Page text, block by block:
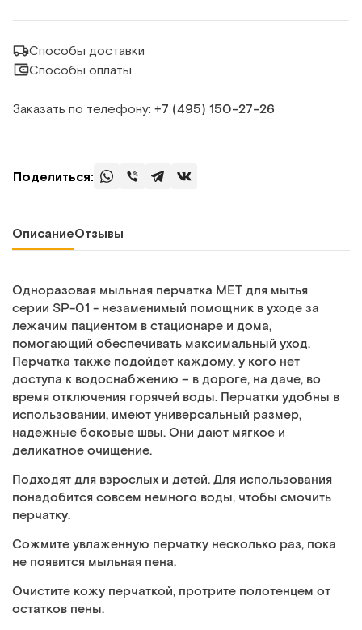
Способы доставки
Способы оплаты
Заказать по телефону: +7 (495) 150‑27‑26
Поделиться:
ОписаниеОтзывы
Одноразовая мыльная перчатка MET для мытья
серии SP-01 - незаменимый помощник в уходе за
лежачим пациентом в стационаре и дома,
помогающий обеспечивать максимальный уход.
Перчатка также подойдет каждому, у кого нет
доступа к водоснабжению – в дороге, на даче, во
время отключения горячей воды. Перчатки удобны в
использовании, имеют универсальный размер,
надежные боковые швы. Они дают мягкое и
деликатное очищение.
Подходят для взрослых и детей. Для использования
понадобится совсем немного воды, чтобы смочить
перчатку.
Сожмите увлаженную перчатку несколько раз, пока
не появится мыльная пена.
Очистите кожу перчаткой, протрите полотенцем от
остатков пены.